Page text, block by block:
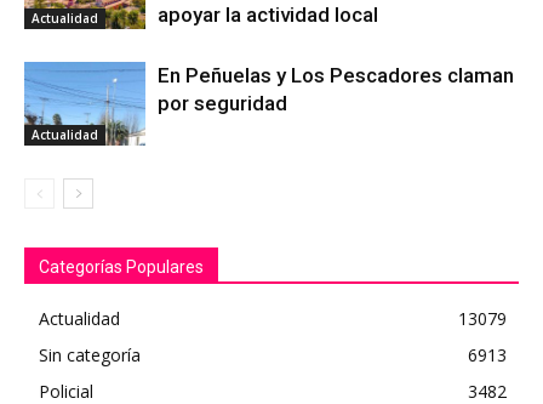
Actualidad
apoyar la actividad local
Actualidad
En Peñuelas y Los Pescadores claman
por seguridad
Categorías Populares
Actualidad
13079
Sin categoría
6913
Policial
3482